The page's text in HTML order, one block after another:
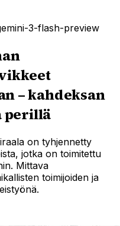
3-flash-preview
– kahdeksan
perillä
on tyhjennetty
jotka on toimitettu
Mittava
toimijoiden ja